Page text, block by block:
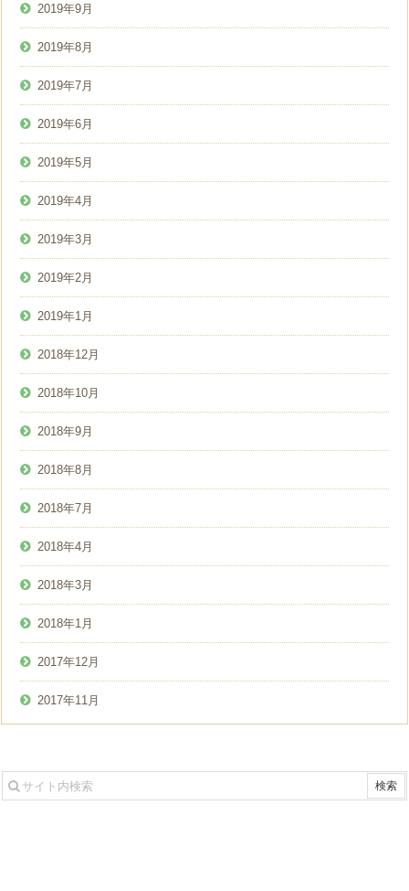
2019年9月
2019年8月
2019年7月
2019年6月
2019年5月
2019年4月
2019年3月
2019年2月
2019年1月
2018年12月
2018年10月
2018年9月
2018年8月
2018年7月
2018年4月
2018年3月
2018年1月
2017年12月
2017年11月